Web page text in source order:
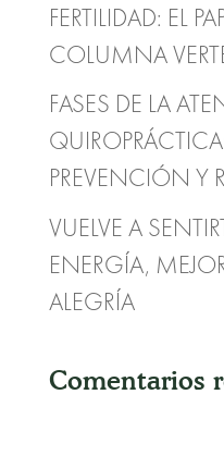
FERTILIDAD: EL
COLUMNA
FASES DE LA
PREVENCIÓN Y
VUELVE A
ENERGÍA,
ALEGRÍA
Comentarios